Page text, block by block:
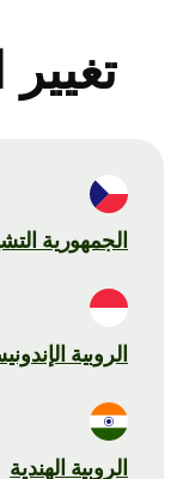
الجمهورية
الروبية
الروبية الهندية